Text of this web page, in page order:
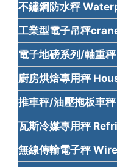
不鏽鋼防水秤
工業型電子吊秤
電子地磅系列/軸重
廚房烘焙專用秤
推車秤/油壓拖板車
瓦斯冷媒專用秤
無線傳輸電子秤